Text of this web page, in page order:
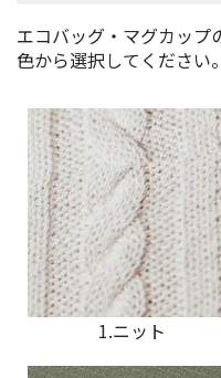
エコバッグ・マグカップ
色から選択してください。
1.ニット